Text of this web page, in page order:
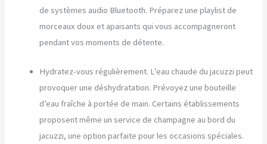
de systèmes audio Bluetooth. Préparez une playlist de
morceaux doux et apaisants qui vous accompagneront
pendant vos moments de détente.
Hydratez-vous régulièrement. L’eau chaude du jacuzzi peut
provoquer une déshydratation. Prévoyez une bouteille
d’eau fraîche à portée de main. Certains établissements
proposent même un service de champagne au bord du
jacuzzi, une option parfaite pour les occasions spéciales.